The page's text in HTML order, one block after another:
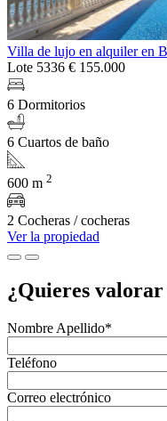
Villa de lujo en alquiler en
Lote 5336 € 155.000
6 Dormitorios
6 Cuartos de baño
600 m 2
2 Cocheras / cocheras
Ver la propiedad
¿Quieres
Nombre Apellido*
Teléfono
Correo electrónico